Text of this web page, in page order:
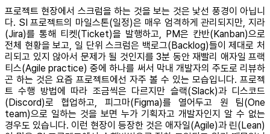
프로젝트 현장에서 스크럼을 하는 것을 보는 것은 낯선 풍경이 아닙니
다. SI 프로젝트의 마일스톤(일정)은 매우 엄격하게 관리되지만, 지라
(Jira)를 통해 티켓(Ticket)을 발행하고, PM은 칸반(Kanban)으로
전체 현황을 보고, 일 단위 스크럼은 백로그(Backlog)들이 제대로 처
리되고 있지 않아서 문제가 될 것인지를 3분 동안 재빨리 애자일 프랙
티스(Agile practice) 중에 하나를 써서 막내 개발자의 주도로 리뷰하
곤 하는 것은 요즘 프로젝트에선 자주 볼 수 있는 모습입니다. 프로젝
트 수행 방법에 따라 조금씩은 다르지만 슬랙(Slack)과 디스코드
(Discord)로 협업하고, 피그마(Figma)를 열어두고 원 팀(One
team)으로 일하는 것을 보면 누가 기획자고 개발자인지 알 수 없는
경우도 있습니다. 이런 현장이 등장한 것은 애자일(Agile)과 린(Lean)